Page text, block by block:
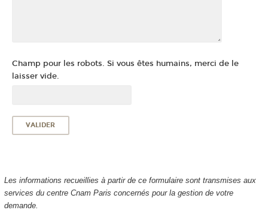
Champ pour les robots. Si vous êtes humains, merci de le
laisser vide.
Les informations recueillies à partir de ce formulaire sont transmises aux
services du centre Cnam Paris concernés pour la gestion de votre
demande.